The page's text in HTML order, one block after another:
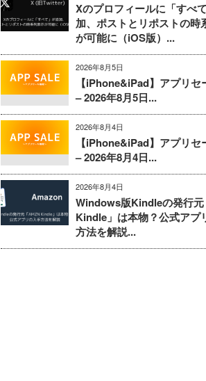
Xのプロフィールに「すべ
加、ポストとリポストの時
が可能に（iOS版）...
2026年8月5日
【iPhone&iPad】アプリセ
– 2026年8月5日...
2026年8月4日
【iPhone&iPad】アプリセ
– 2026年8月4日...
2026年8月4日
Windows版Kindleの発行
Kindle」は本物？公式アプ
方法を解説...